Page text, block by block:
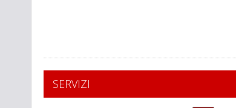
SERVIZI